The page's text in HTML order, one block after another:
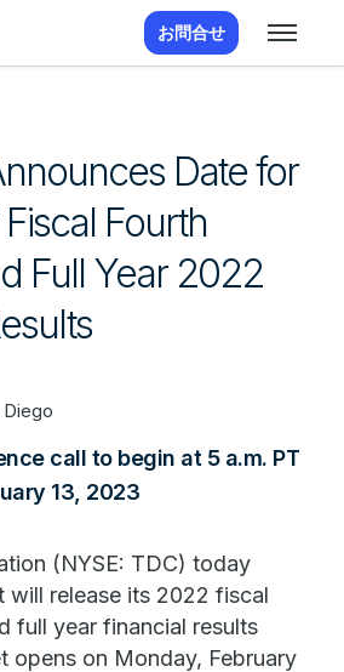
お問合せ
Date for
Fourth
Full Year 2022
Diego
call to begin at 5 a.m. PT
13, 2023
(NYSE: TDC) today
will release its 2022 fiscal
full year financial results
opens on Monday, February